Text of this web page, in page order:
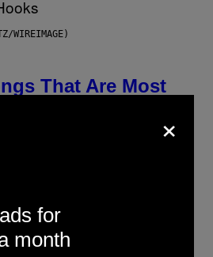
WIREIMAGE)
That Are Most
Their Classic
GETTY IMAGES
×
for
month